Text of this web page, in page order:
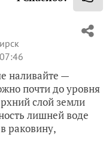
наливайте —
почти до уровня
слой земли
лишней воде
раковину,